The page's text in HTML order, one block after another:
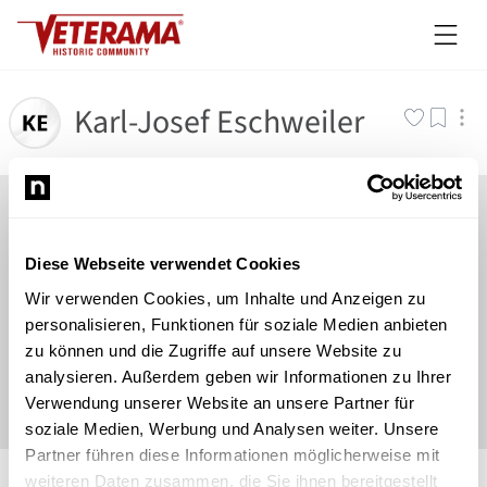
Diese Webseite verwendet Cookies
Wir verwenden Cookies, um Inhalte und Anzeigen zu
personalisieren, Funktionen für soziale Medien anbieten
zu können und die Zugriffe auf unsere Website zu
analysieren. Außerdem geben wir Informationen zu Ihrer
Verwendung unserer Website an unsere Partner für
soziale Medien, Werbung und Analysen weiter. Unsere
Partner führen diese Informationen möglicherweise mit
weiteren Daten zusammen, die Sie ihnen bereitgestellt
Karl-Josef Eschweiler
©Newsload/System